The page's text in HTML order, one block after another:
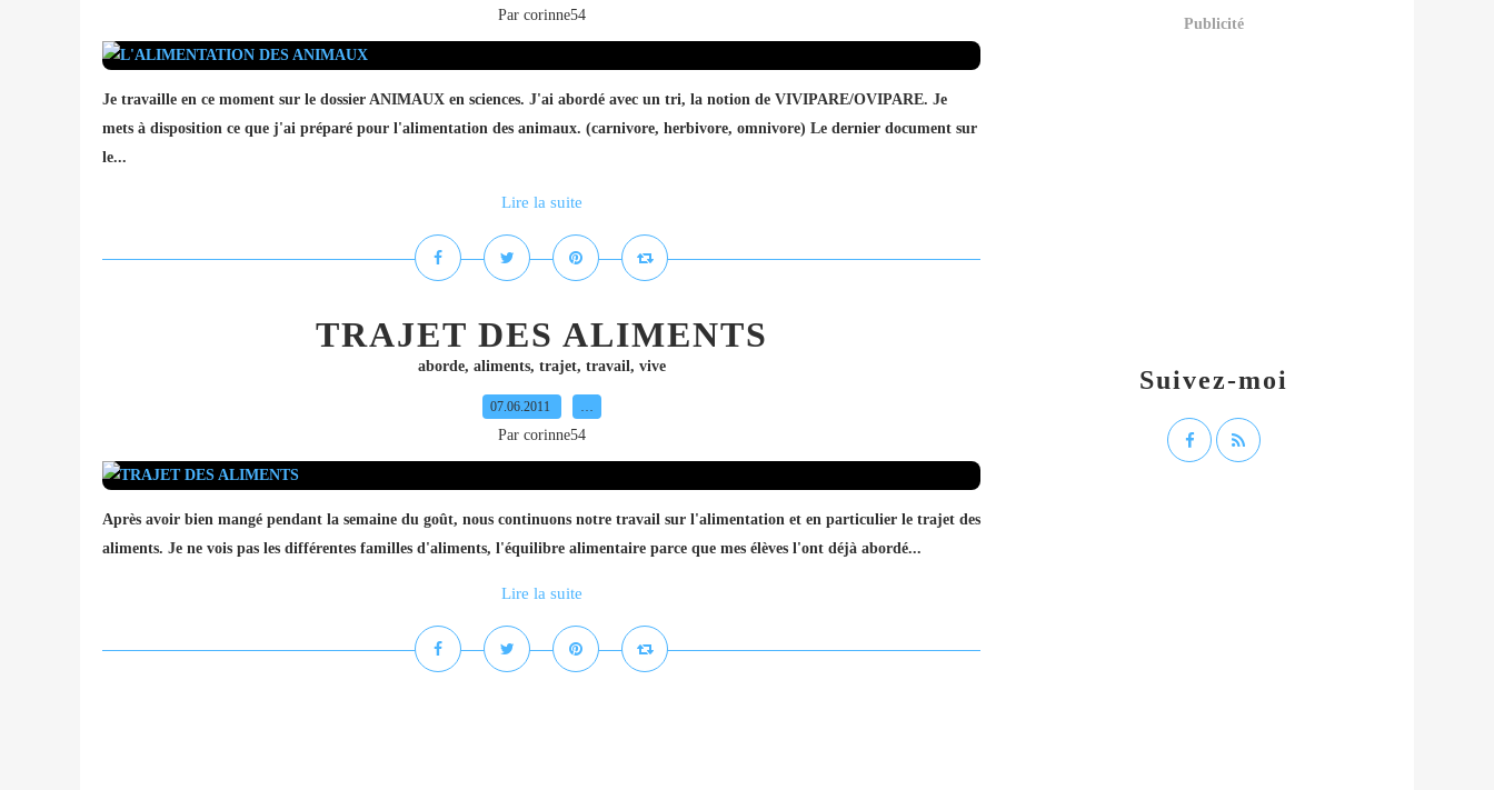
Par corinne54
Je travaille en ce moment sur le dossier ANIMAUX en sciences. J'ai abordé avec un tri, la notion de VIVIPARE/OVIPARE. Je
mets à disposition ce que j'ai préparé pour l'alimentation des animaux. (carnivore, herbivore, omnivore) Le dernier document sur
le...
Lire la suite
TRAJET DES ALIMENTS
aborde, aliments, trajet, travail, vive
07.06.2011 …
Par corinne54
Après avoir bien mangé pendant la semaine du goût, nous continuons notre travail sur l'alimentation et en particulier le trajet des
aliments. Je ne vois pas les différentes familles d'aliments, l'équilibre alimentaire parce que mes élèves l'ont déjà abordé...
Lire la suite
Suivez-moi
Publicité